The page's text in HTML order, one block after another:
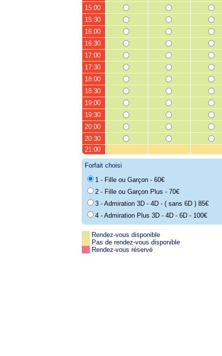
15:00
15:30
16:00
16:30
17:00
17:30
18:00
18:30
19:00
19:30
20:00
20:30
21:00
Forfait choisi
1 - Fille ou Garçon - 60€
2 - Fille ou Garçon Plus - 70€
3 - Admiration 3D - 4D - ( sans 6D ) 85€
4 - Admiration Plus 3D - 4D - 6D - 100€
Rendez-vous disponible
Pas de rendez-vous disponible
Rendez-vous réservé